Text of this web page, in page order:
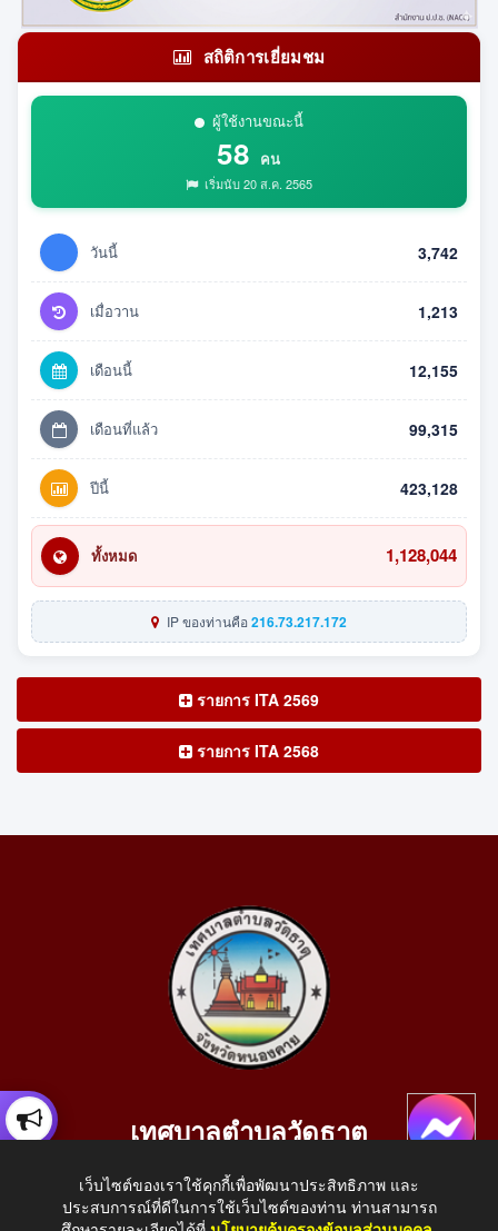
สถิติการเยี่ยมชม
ผู้ใช้งานขณะนี้
58 คน
เริ่มนับ 20 ส.ค. 2565
วันนี้ 3,742
เมื่อวาน 1,213
เดือนนี้ 12,155
เดือนที่แล้ว 99,315
ปีนี้ 423,128
ทั้งหมด 1,128,044
IP ของท่านคือ216.73.217.172
รายการ ITA 2569
รายการ ITA 2568
เทศบาลตำบลวัดธาตุ
อ.เมือง จ.หนองคาย 43000
โทรศัพท์: 042-414758 โทรสาร: 042-414759
เว็บไซต์ของเราใช้คุกกี้เพื่อพัฒนาประสิทธิภาพ และ
ประสบการณ์ที่ดีในการใช้เว็บไซต์ของท่าน ท่านสามารถ